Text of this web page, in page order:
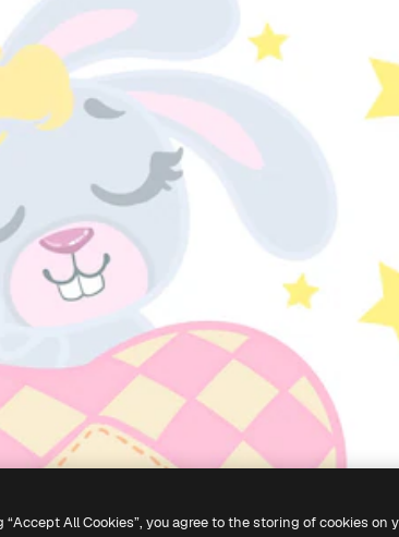
“Accept All Cookies”, you agree to the storing of cookies on